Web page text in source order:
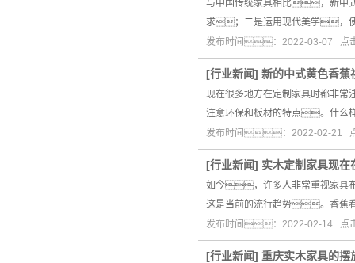
与中国传统家具相比，新中
求；二是运用现代美学，
发布时间：2022-03-07
[行业新闻] 新的中式黄色香蕉
现在很多地方在定制家具时都非
注意环保和板材的特点。什
发布时间：2022-02-21
[行业新闻] 实木定制家具现在
如今，许多人非常重视家
这是当前的流行趋势。香蕉
发布时间：2022-02-14
[行业新闻] 重庆实木家具的